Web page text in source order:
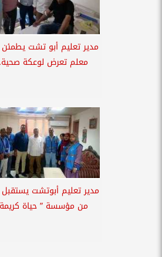
مدير تعليم أبو تشت
معلم تعرض لوعكة
مدير تعليم أبوتشت
من مؤسسة ” حياة